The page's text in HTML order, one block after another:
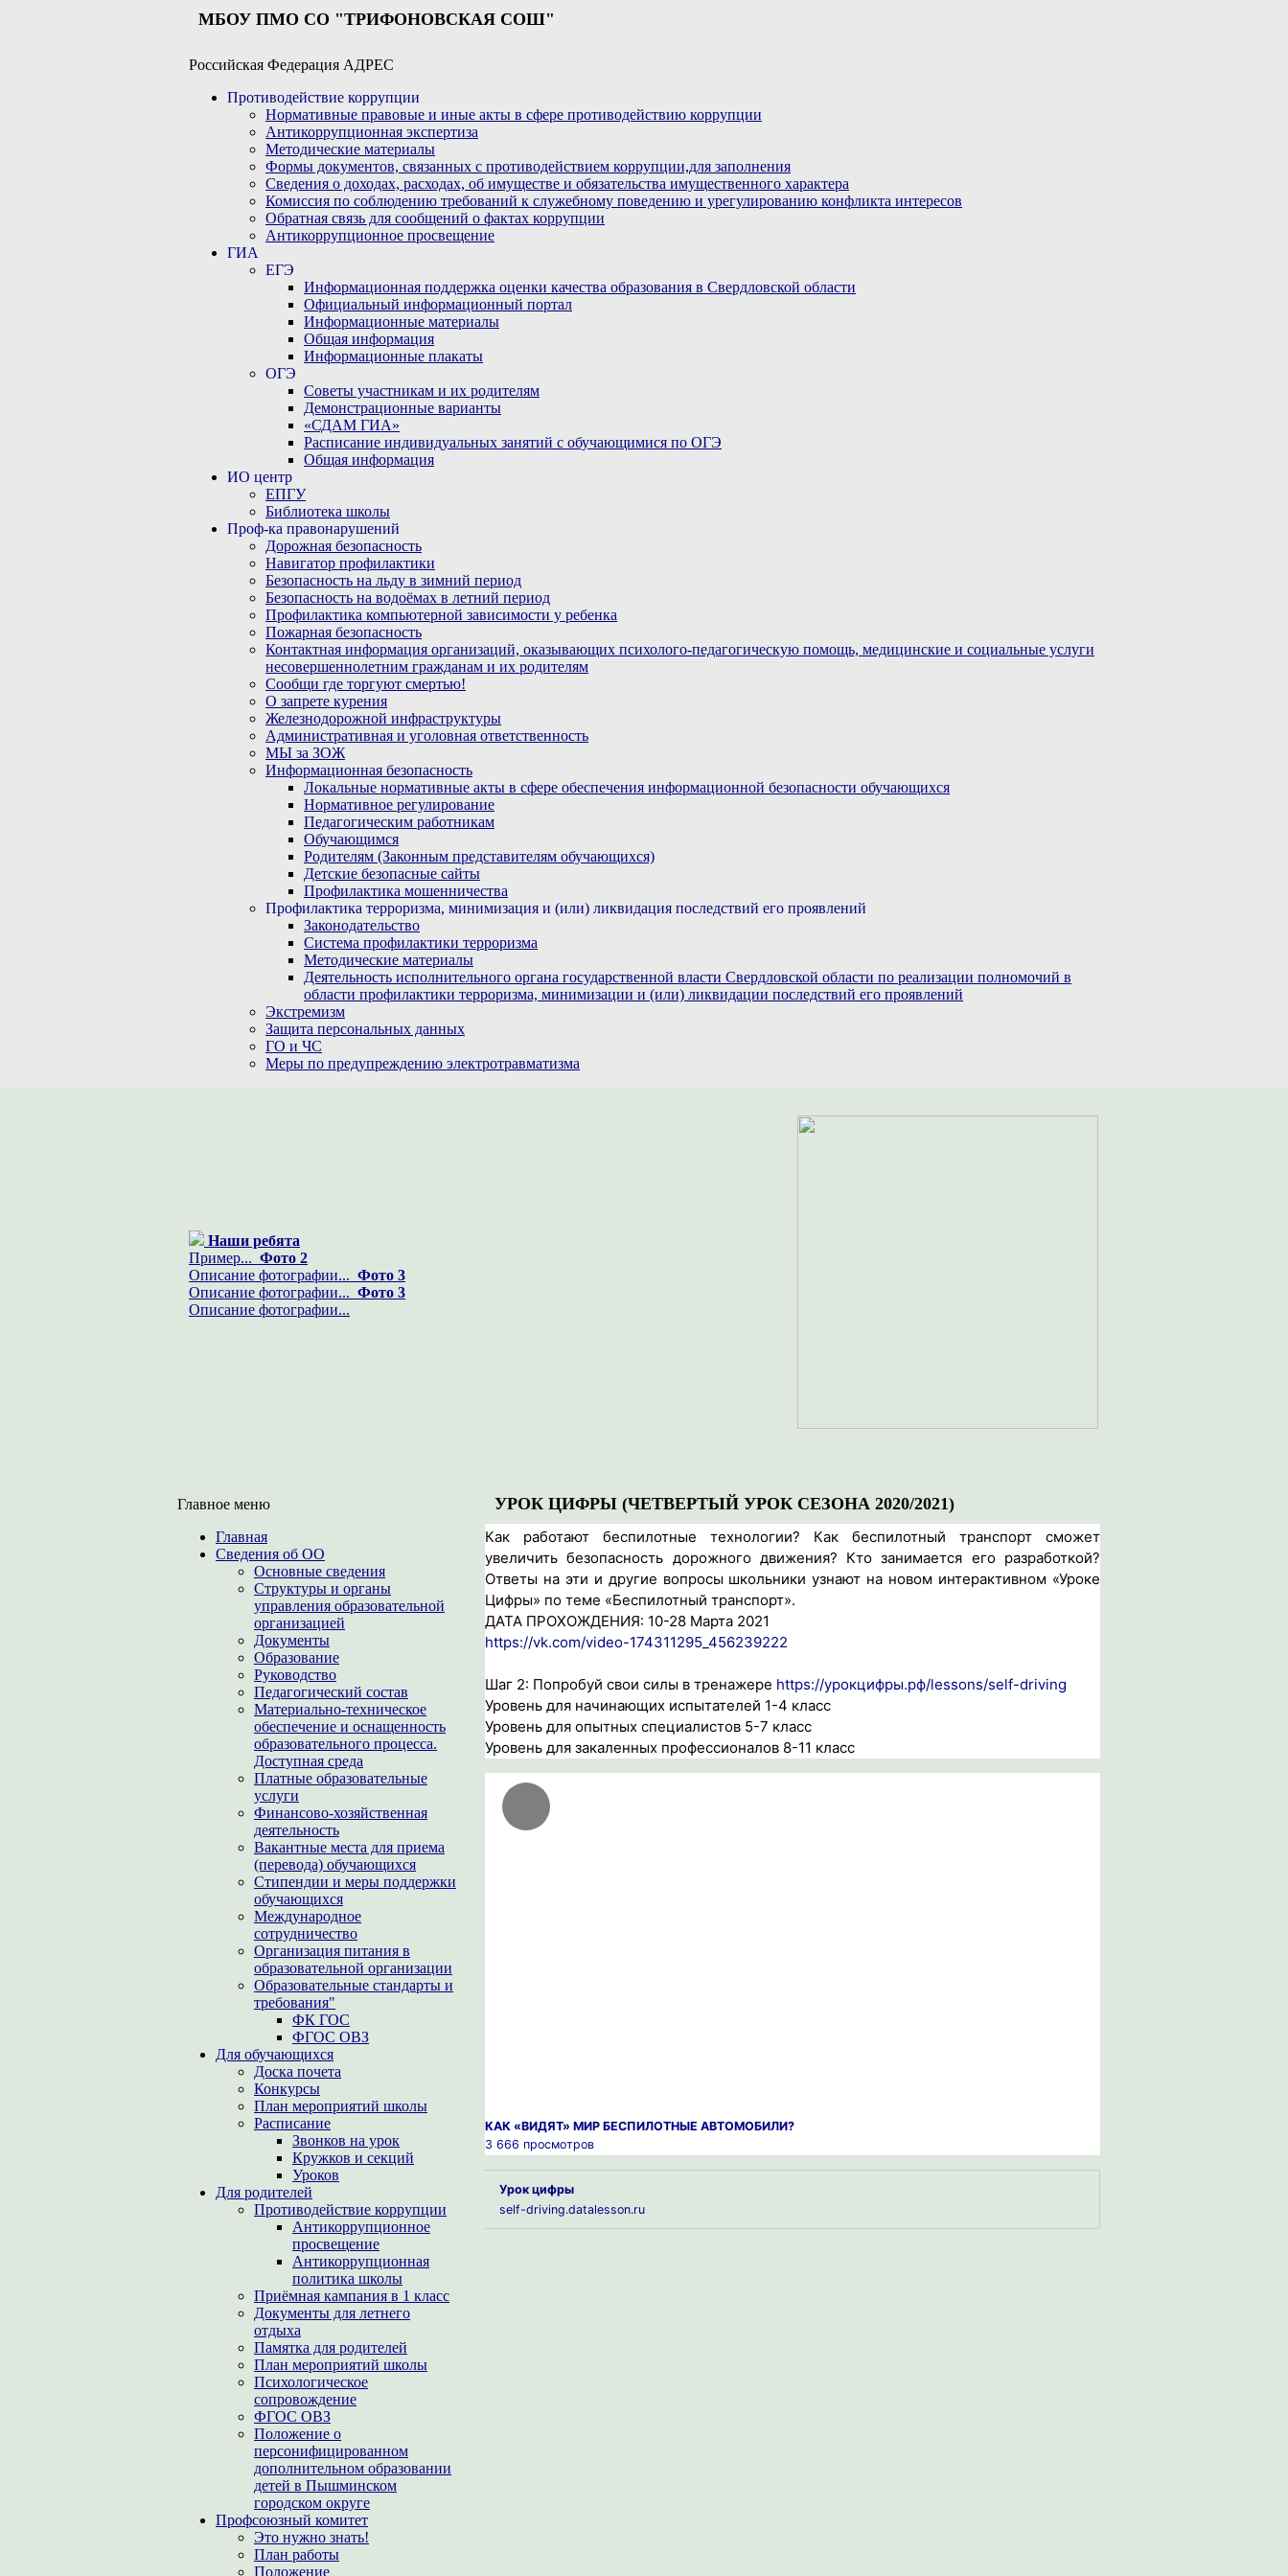
МБОУ ПМО СО "ТРИФОНОВСКАЯ СОШ"
Российская Федерация АДРЕС
Противодействие коррупции
Нормативные правовые и иные акты в сфере противодействию коррупции
Антикоррупционная экспертиза
Методические материалы
Формы документов, связанных с противодействием коррупции,для заполнения
Сведения о доходах, расходах, об имуществе и обязательства имущественного характера
Комиссия по соблюдению требований к служебному поведению и урегулированию конфликта интересов
Обратная связь для сообщений о фактах коррупции
Антикоррупционное просвещение
ГИА
ЕГЭ
Информационная поддержка оценки качества образования в Свердловской области
Официальный информационный портал
Информационные материалы
Общая информация
Информационные плакаты
ОГЭ
Советы участникам и их родителям
Демонстрационные варианты
«СДАМ ГИА»
Расписание индивидуальных занятий с обучающимися по ОГЭ
Общая информация
ИО центр
ЕПГУ
Библиотека школы
Проф-ка правонарушений
Дорожная безопасность
Навигатор профилактики
Безопасность на льду в зимний период
Безопасность на водоёмах в летний период
Профилактика компьютерной зависимости у ребенка
Пожарная безопасность
Контактная информация организаций, оказывающих психолого-педагогическую помощь, медицинские и социальные услуги
несовершеннолетним гражданам и их родителям
Сообщи где торгуют смертью!
О запрете курения
Железнодорожной инфраструктуры
Административная и уголовная ответственность
МЫ за ЗОЖ
Информационная безопасность
Локальные нормативные акты в сфере обеспечения информационной безопасности обучающихся
Нормативное регулирование
Педагогическим работникам
Обучающимся
Родителям (Законным представителям обучающихся)
Детские безопасные сайты
Профилактика мошенничества
Профилактика терроризма, минимизация и (или) ликвидация последствий его проявлений
Законодательство
Система профилактики терроризма
Методические материалы
Деятельность исполнительного органа государственной власти Свердловской области по реализации полномочий в
области профилактики терроризма, минимизации и (или) ликвидации последствий его проявлений
Экстремизм
Защита персональных данных
ГО и ЧС
Меры по предупреждению электротравматизма
Наши ребята
Пример... Фото 2
Описание фотографии... Фото 3
Описание фотографии... Фото 3
Описание фотографии...
Главное меню
Главная
Сведения об ОО
Основные сведения
Структуры и органы
управления образовательной
организацией
Документы
Образование
Руководство
Педагогический состав
Материально-техническое
обеспечение и оснащенность
образовательного процесса.
Доступная среда
Платные образовательные
услуги
Финансово-хозяйственная
деятельность
Вакантные места для приема
(перевода) обучающихся
Стипендии и меры поддержки
обучающихся
Международное
сотрудничество
Организация питания в
образовательной организации
Образовательные стандарты и
требования"
ФК ГОС
ФГОС ОВЗ
Для обучающихся
Доска почета
Конкурсы
План мероприятий школы
Расписание
Звонков на урок
Кружков и секций
Уроков
Для родителей
Противодействие коррупции
Антикоррупционное
просвещение
Антикоррупционная
политика школы
Приёмная кампания в 1 класс
Документы для летнего
отдыха
Памятка для родителей
План мероприятий школы
Психологическое
сопровождение
ФГОС ОВЗ
Положение о
персонифицированном
дополнительном образовании
детей в Пышминском
городском округе
Профсоюзный комитет
Это нужно знать!
План работы
Положение
УРОК ЦИФРЫ (ЧЕТВЕРТЫЙ УРОК СЕЗОНА 2020/2021)
Как работают беспилотные технологии? Как беспилотный транспорт сможет
увеличить безопасность дорожного движения? Кто занимается его разработкой?
Ответы на эти и другие вопросы школьники узнают на новом интерактивном «Уроке
Цифры» по теме «Беспилотный транспорт».
ДАТА ПРОХОЖДЕНИЯ: 10-28 Марта 2021
https://vk.com/video-174311295_456239222
Шаг 2: Попробуй свои силы в тренажере https://урокцифры.рф/lessons/self-driving
Уровень для начинающих испытателей 1-4 класс
Уровень для опытных специалистов 5-7 класс
Уровень для закаленных профессионалов 8-11 класс
КАК «ВИДЯТ» МИР БЕСПИЛОТНЫЕ АВТОМОБИЛИ?
3 666 просмотров
Урок цифры
self-driving.datalesson.ru